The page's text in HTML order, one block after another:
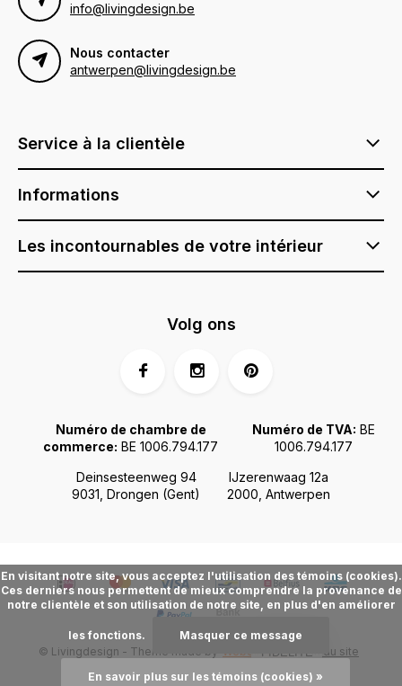
info@livingdesign.be
Nous contacter
antwerpen@livingdesign.be
Service à la clientèle
Informations
Les incontournables de votre intérieur
Deinsesteenweg 94
9031, Drongen (Gent)
IJzerenwaag 12a
2000, Antwerpen
Numéro de chambre de
commerce: BE 1006.794.177
Numéro de TVA: BE
1006.794.177
Volg ons
© Livingdesign - Theme made by Webdinge.nl Plan du site
En visitant notre site, vous acceptez l'utilisation des témoins (cookies).
Ces derniers nous permettent de mieux comprendre la provenance de
notre clientèle et son utilisation de notre site, en plus d'en améliorer
les fonctions. Masquer ce message
En savoir plus sur les témoins (cookies) »
FIDÉLITÉ